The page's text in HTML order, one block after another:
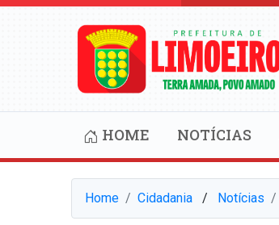
HOME NOTÍCIAS
Home Cidadania⠀/⠀ Notícias